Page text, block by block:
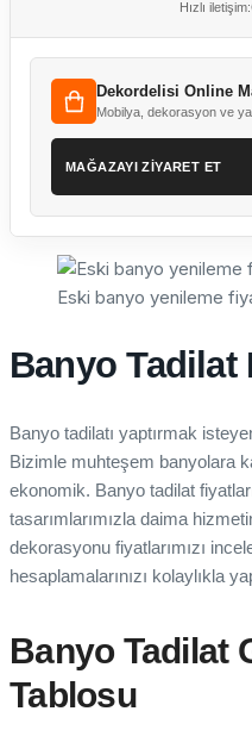
Hızlı iletişim:
Dekordelisi Online
Mobilya, dekorasyon ve
MAĞAZAYI ZİYARET ET
Eski banyo yenileme
Banyo Tadilat
Banyo tadilatı yaptırmak
Bizimle muhteşem banyolara
ekonomik. Banyo tadilat
tasarımlarımızla daima
dekorasyonu fiyatlarımızı
hesaplamalarınızı kolaylıkla
Banyo Tadilat
Tablosu